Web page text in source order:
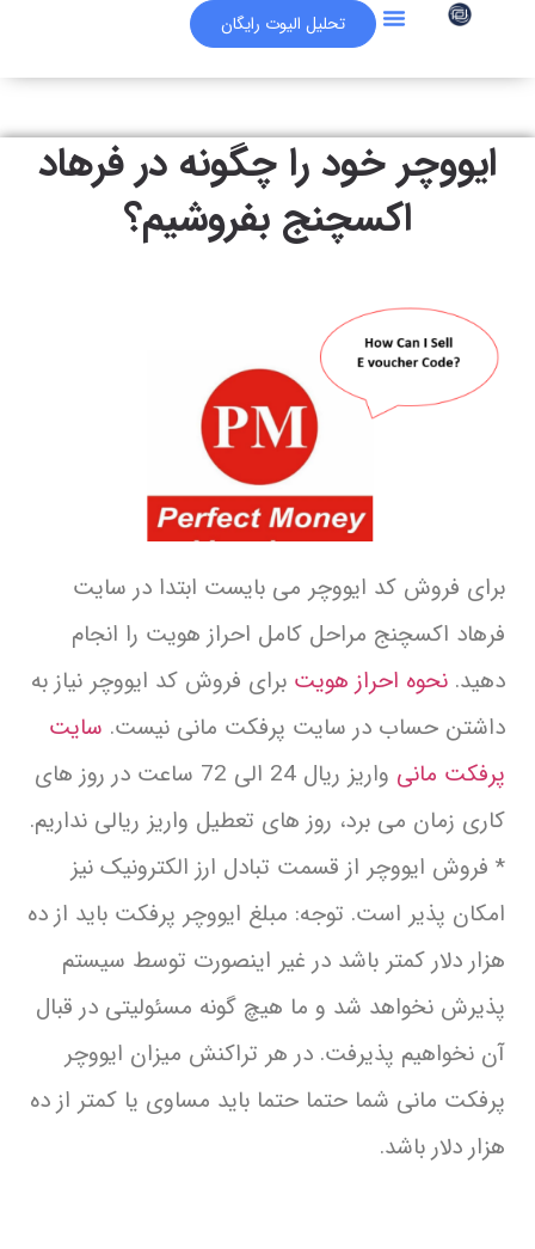
تحلیل الیوت رایگان
ایووچر خود را چگونه در فرهاد
اکسچنج بفروشیم؟
برای فروش کد ایووچر می بایست ابتدا در سایت
فرهاد اکسچنج مراحل کامل احراز هویت را انجام
دهید. نحوه احراز هویت برای فروش کد ایووچر نیاز به
داشتن حساب در سایت پرفکت مانی نیست. سایت
پرفکت مانی
واریز ریال 24 الی 72 ساعت در روز های
کاری زمان می برد، روز های تعطیل واریز ریالی نداریم.
* فروش ایووچر از قسمت تبادل ارز الکترونیک نیز
امکان پذیر است. توجه: مبلغ ایووچر پرفکت باید از ده
هزار دلار کمتر باشد در غیر اینصورت توسط سیستم
پذیرش نخواهد شد و ما هیچ گونه مسئولیتی در قبال
آن نخواهیم پذیرفت. در هر تراکنش میزان ایووچر
پرفکت مانی شما حتما حتما باید مساوی یا کمتر از ده
هزار دلار باشد.